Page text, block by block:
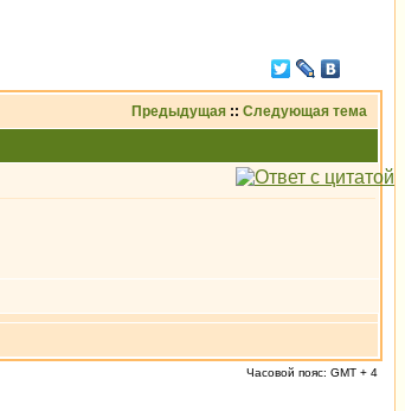
Предыдущая :: Следующая тема
Часовой пояс: GMT + 4